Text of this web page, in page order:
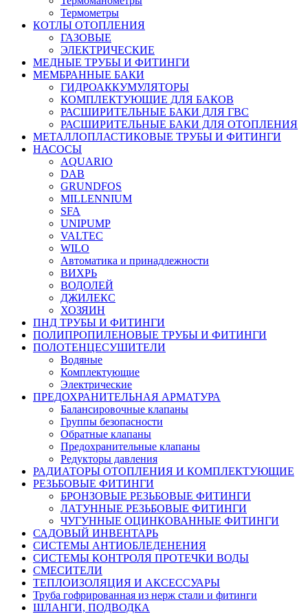
Термометры
КОТЛЫ ОТОПЛЕНИЯ
ГАЗОВЫЕ
ЭЛЕКТРИЧЕСКИЕ
МЕДНЫЕ ТРУБЫ И ФИТИНГИ
МЕМБРАННЫЕ БАКИ
ГИДРОАККУМУЛЯТОРЫ
КОМПЛЕКТУЮЩИЕ ДЛЯ БАКОВ
РАСШИРИТЕЛЬНЫЕ БАКИ ДЛЯ ГВС
РАСШИРИТЕЛЬНЫЕ БАКИ ДЛЯ ОТОПЛЕНИЯ
МЕТАЛЛОПЛАСТИКОВЫЕ ТРУБЫ И ФИТИНГИ
НАСОСЫ
AQUARIO
DAB
GRUNDFOS
MILLENNIUM
SFA
UNIPUMP
VALTEC
WILO
Автоматика и принадлежности
ВИХРЬ
ВОДОЛЕЙ
ДЖИЛЕКС
ХОЗЯИН
ПНД ТРУБЫ И ФИТИНГИ
ПОЛИПРОПИЛЕНОВЫЕ ТРУБЫ И ФИТИНГИ
ПОЛОТЕНЦЕСУШИТЕЛИ
Водяные
Комплектующие
Электрические
ПРЕДОХРАНИТЕЛЬНАЯ АРМАТУРА
Балансировочные клапаны
Группы безопасности
Обратные клапаны
Предохранительные клапаны
Редукторы давления
РАДИАТОРЫ ОТОПЛЕНИЯ И КОМПЛЕКТУЮЩИЕ
РЕЗЬБОВЫЕ ФИТИНГИ
БРОНЗОВЫЕ РЕЗЬБОВЫЕ ФИТИНГИ
ЛАТУННЫЕ РЕЗЬБОВЫЕ ФИТИНГИ
ЧУГУННЫЕ ОЦИНКОВАННЫЕ ФИТИНГИ
САДОВЫЙ ИНВЕНТАРЬ
СИСТЕМЫ АНТИОБЛЕДЕНЕНИЯ
СИСТЕМЫ КОНТРОЛЯ ПРОТЕЧКИ ВОДЫ
СМЕСИТЕЛИ
ТЕПЛОИЗОЛЯЦИЯ И АКСЕССУАРЫ
Труба гофрированная из нерж стали и фитинги
ШЛАНГИ, ПОДВОДКА